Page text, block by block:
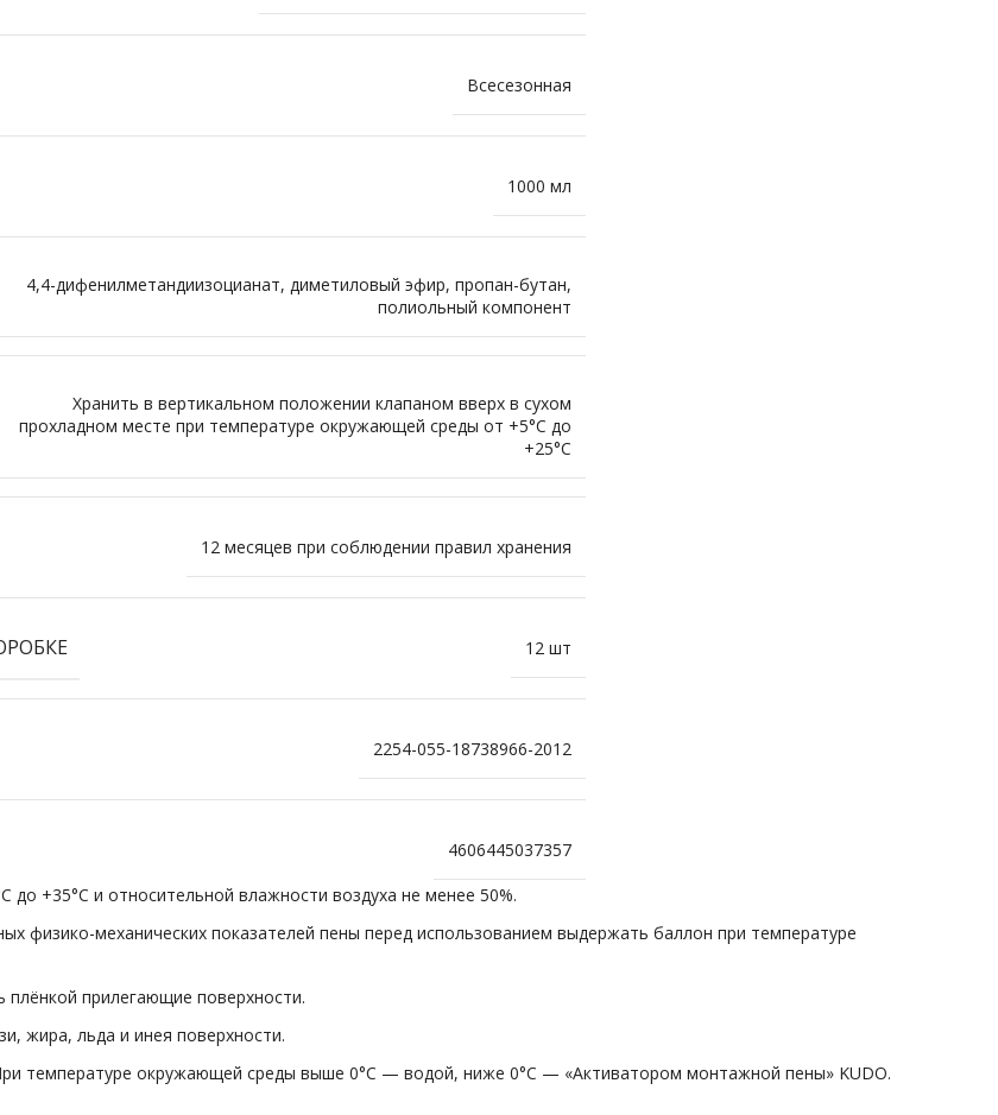
Всесезонная
1000 мл
4,4-дифенилметандиизоцианат, диметиловый эфир, пропан-бутан,
полиольный компонент
Хранить в вертикальном положении клапаном вверх в сухом
прохладном месте при температуре окружающей среды от +5°С до
+25°С
12 месяцев при соблюдении правил хранения
12 шт
2254-055-18738966-2012
4606445037357
+35°С и относительной влажности воздуха не менее 50%.
физико-механических показателей пены перед использованием выдержать баллон при температуре
плёнкой прилегающие поверхности.
жира, льда и инея поверхности.
температуре окружающей среды выше 0°C — водой, ниже 0°C — «Активатором монтажной пены» KUDO.